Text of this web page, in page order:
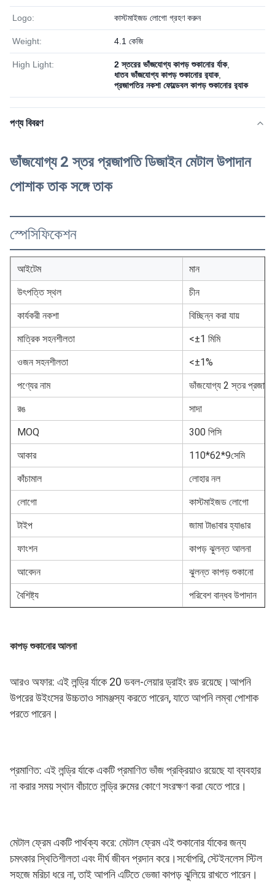
Logo: কাস্টমাইজড লোগো গ্রহণ করুন
Weight: 4.1 কেজি
High Light: 2 স্তরের ভাঁজযোগ্য কাপড় শুকানোর র্যাক,
ধাতব ভাঁজযোগ্য কাপড় শুকানোর র‌্যাক,
প্রজাপতির নকশা ফোল্ডেবল কাপড় শুকানোর র‌্যাক
পণ্য বিবরণ
ভাঁজযোগ্য 2 স্তর প্রজাপতি ডিজাইন মেটাল উপাদান
পোশাক তাক সঙ্গে তাক
স্পেসিফিকেশন
আইটেম
মান
উৎপত্তি স্থল
চীন
কার্যকরী নকশা
বিচ্ছিন্ন করা যায়
মাত্রিক সহনশীলতা
<±1 মিমি
ওজন সহনশীলতা
<±1%
পণ্যের নাম
ভাঁজযোগ্য 2 স্তর প্রজাপতি
রঙ
সাদা
MOQ
300 পিসি
আকার
110*62*9সেমি
কাঁচামাল
লোহার নল
লোগো
কাস্টমাইজড লোগো
টাইপ
জামা টাঙাবার হ্যাঙার
ফাংশন
কাপড় ঝুলন্ত আলনা
আবেদন
ঝুলন্ত কাপড় শুকানো
বৈশিষ্ট্য
পরিবেশ বান্ধব উপাদান
কাপড় শুকানোর আলনা
আরও অফার: এই লন্ড্রি র্যাকে 20 ডবল-লেয়ার ড্রাইং রড রয়েছে।আপনি
উপরের উইংসের উচ্চতাও সামঞ্জস্য করতে পারেন, যাতে আপনি লম্বা পোশাক
পরতে পারেন।
প্রমাণিত: এই লন্ড্রি র্যাকে একটি প্রমাণিত ভাঁজ প্রক্রিয়াও রয়েছে যা ব্যবহার
না করার সময় স্থান বাঁচাতে লন্ড্রি রুমের কোণে সংরক্ষণ করা যেতে পারে।
মেটাল ফ্রেম একটি পার্থক্য করে: মেটাল ফ্রেম এই শুকানোর র্যাকের জন্য
চমৎকার স্থিতিশীলতা এবং দীর্ঘ জীবন প্রদান করে।সর্বোপরি, স্টেইনলেস স্টিল
সহজে মরিচা ধরে না, তাই আপনি এটিতে ভেজা কাপড় ঝুলিয়ে রাখতে পারেন।